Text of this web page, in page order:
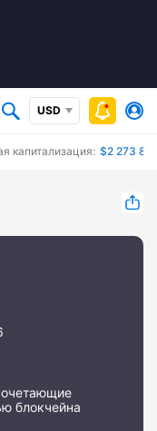
USD
капитализация: $2 273
блокчейна